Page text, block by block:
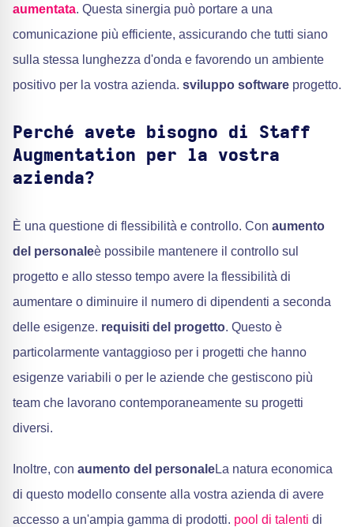
aumentata. Questa sinergia può portare a una
comunicazione più efficiente, assicurando che tutti siano
sulla stessa lunghezza d'onda e favorendo un ambiente
positivo per la vostra azienda. sviluppo software progetto.
Perché avete bisogno di Staff
Augmentation per la vostra
azienda?
È una questione di flessibilità e controllo. Con aumento
del personaleè possibile mantenere il controllo sul
progetto e allo stesso tempo avere la flessibilità di
aumentare o diminuire il numero di dipendenti a seconda
delle esigenze. requisiti del progetto. Questo è
particolarmente vantaggioso per i progetti che hanno
esigenze variabili o per le aziende che gestiscono più
team che lavorano contemporaneamente su progetti
diversi.
Inoltre, con aumento del personaleLa natura economica
di questo modello consente alla vostra azienda di avere
accesso a un'ampia gamma di prodotti. pool di talenti di